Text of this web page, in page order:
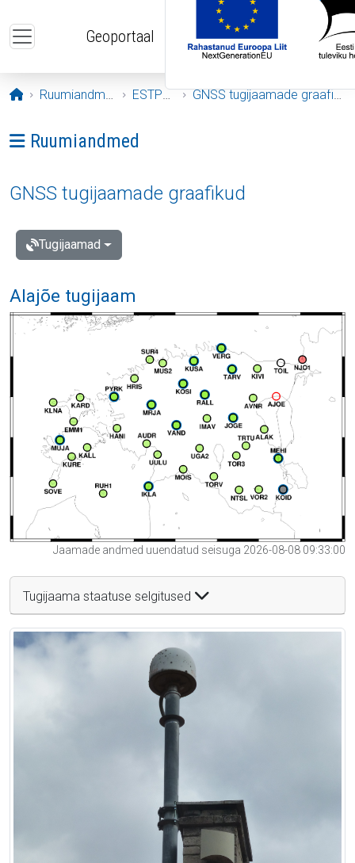
Geoportaal
Avaleht
Ruumiandmed ESTPOS GNSS tugijaamade graafikud
Ava menüü: Ruumiandmed
Ruumiandmed
GNSS tugijaamade graafikud
Tugijaamad
Alajõe tugijaam
Jaamade andmed uuendatud seisuga 2026-08-08 09:33:00
Tugijaama staatuse selgitused